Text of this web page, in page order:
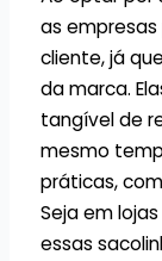
as
cliente, já
da marca.
tangível de
mesmo
práticas,
Seja em
essas